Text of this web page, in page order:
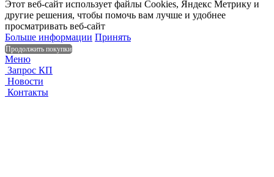
Этот веб-сайт использует файлы Cookies, Яндекс Метрику и
другие решения, чтобы помочь вам лучше и удобнее
просматривать веб-сайт
Больше информации Принять
Продолжить покупки
Меню
Запрос КП
Новости
Контакты